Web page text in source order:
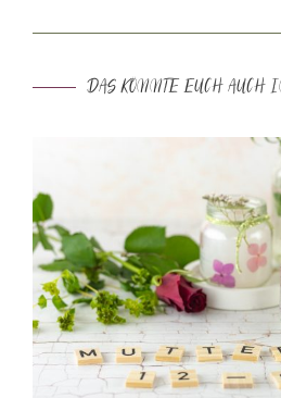
DAS KÖNNTE EUCH